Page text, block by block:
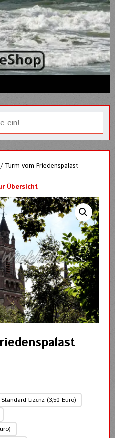
/ Turm vom Friedenspalast
Übersicht
Lizenz (3,50 Euro)